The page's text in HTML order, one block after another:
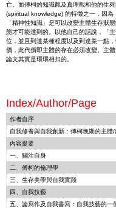
亡。而傅柯的知識觀及真理觀和他的生
(spiritual knowledge) 的特徵之一，因為
「精神性知識」是可以改變主體生存狀
態才可能達到的。以他自己的話說，「
位，並且到達某種程度以及到達某一點
價，此代價即主體的存在必須改變。主
論文其實是環環相扣的。
Index/Author/Page
作者自序
自我修養與自我創新：傅柯晚期的主體/
內容提要
一、關注自身
二、傅柯的倫理學
三、生存美學與自我實踐
四、自我技藝
五、論寫作及自我書寫：自我技藝的一